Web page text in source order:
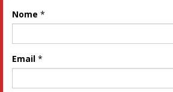
Nome *
Email *